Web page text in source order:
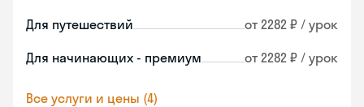
Для путешествий от 2282 ₽ / урок
Для начинающих - премиум от 2282 ₽ / урок
Все услуги и цены (4)